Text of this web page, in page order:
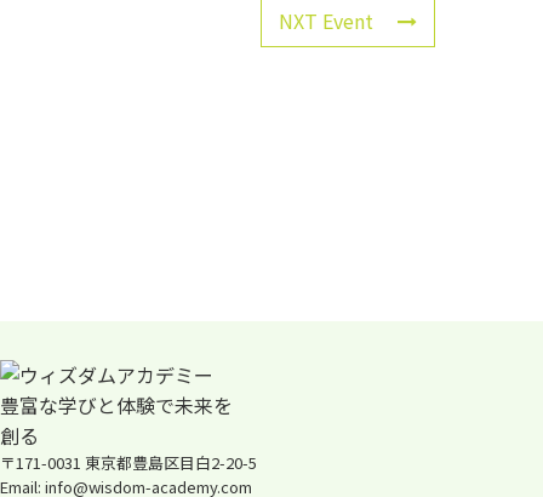
NXT Event
〒171-0031 東京都豊島区目白2-20-5
Email: info@wisdom-academy.com